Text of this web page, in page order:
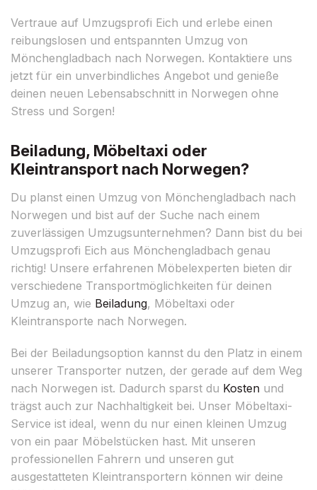
Vertraue auf Umzugsprofi Eich und erlebe einen
reibungslosen und entspannten Umzug von
Mönchengladbach nach Norwegen. Kontaktiere uns
jetzt für ein unverbindliches Angebot und genieße
deinen neuen Lebensabschnitt in Norwegen ohne
Stress und Sorgen!
Beiladung, Möbeltaxi oder
Kleintransport nach Norwegen?
Du planst einen Umzug von Mönchengladbach nach
Norwegen und bist auf der Suche nach einem
zuverlässigen Umzugsunternehmen? Dann bist du bei
Umzugsprofi Eich aus Mönchengladbach genau
richtig! Unsere erfahrenen Möbelexperten bieten dir
verschiedene Transportmöglichkeiten für deinen
Umzug an, wie Beiladung, Möbeltaxi oder
Kleintransporte nach Norwegen.
Bei der Beiladungsoption kannst du den Platz in einem
unserer Transporter nutzen, der gerade auf dem Weg
nach Norwegen ist. Dadurch sparst du Kosten und
trägst auch zur Nachhaltigkeit bei. Unser Möbeltaxi-
Service ist ideal, wenn du nur einen kleinen Umzug
von ein paar Möbelstücken hast. Mit unseren
professionellen Fahrern und unseren gut
ausgestatteten Kleintransportern können wir deine